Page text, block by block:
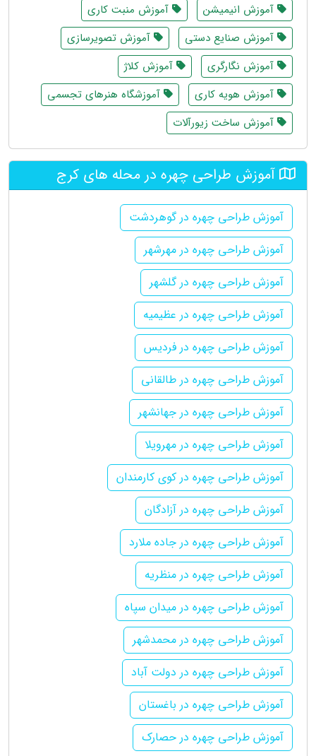
آموزش انیمیشن
آموزش منبت کاری
آموزش صنایع دستی
آموزش تصویرسازی
آموزش نگارگری
آموزش کلاژ
آموزش هویه کاری
آموزشگاه هنرهای تجسمی
آموزش ساخت زیورآلات
آموزش طراحی چهره در محله های کرج
آموزش طراحی چهره در گوهردشت
آموزش طراحی چهره در مهرشهر
آموزش طراحی چهره در گلشهر
آموزش طراحی چهره در عظیمیه
آموزش طراحی چهره در فردیس
آموزش طراحی چهره در طالقانی
آموزش طراحی چهره در جهانشهر
آموزش طراحی چهره در مهرویلا
آموزش طراحی چهره در کوی کارمندان
آموزش طراحی چهره در آزادگان
آموزش طراحی چهره در جاده ملارد
آموزش طراحی چهره در منظریه
آموزش طراحی چهره در میدان سپاه
آموزش طراحی چهره در محمدشهر
آموزش طراحی چهره در دولت آباد
آموزش طراحی چهره در باغستان
آموزش طراحی چهره در حصارک